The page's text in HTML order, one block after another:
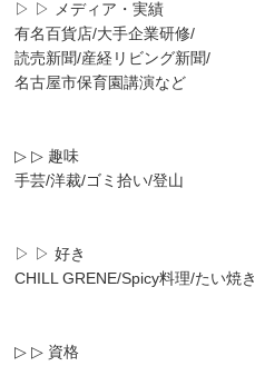
▷ ▷ メディア・実績
有名百貨店/大手企業研修/
読売新聞/産経リビング新聞/
名古屋市保育園講演など
▷ ▷ 趣味
手芸/洋裁/ゴミ拾い/登山
▷ ▷ 好き
CHILL GRENE/Spicy料理/たい焼き
▷ ▷ 資格